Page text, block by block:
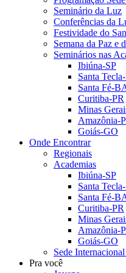
Seminário da Luz
Conferências da
Festividade do
Semana da Paz e
Seminários nas
Ibiúna-SP
Santa
Santa Fé-
Curitiba-PR
Minas
Amazônia-
Goiás-GO
Onde Encontrar
Regionais
Academias
Ibiúna-SP
Santa
Santa Fé-
Curitiba-PR
Minas
Amazônia-
Goiás-GO
Sede
Pra você